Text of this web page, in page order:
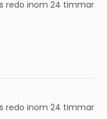
redo inom 24 timmar
redo inom 24 timmar